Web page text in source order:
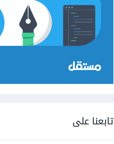
تابعنا على